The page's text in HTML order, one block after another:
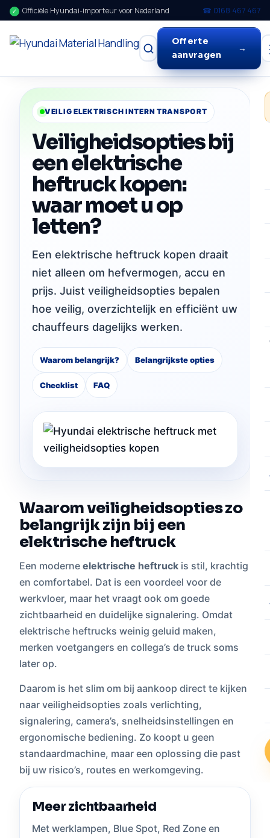
✓ Officiële Hyundai-importeur voor Nederland ☎ 0168 467 467
Offerte
aanvragen
VEILIG ELEKTRISCH INTERN TRANSPORT
Veiligheidsopties bij
een elektrische
heftruck kopen:
waar moet u op
letten?
Een elektrische heftruck kopen draait
niet alleen om hefvermogen, accu en
prijs. Juist veiligheidsopties bepalen
hoe veilig, overzichtelijk en efficiënt uw
chauffeurs dagelijks werken.
Waarom belangrijk? Belangrijkste opties
Checklist FAQ
Waarom veiligheidsopties zo
belangrijk zijn bij een
elektrische heftruck
Een moderne elektrische heftruck is stil, krachtig
en comfortabel. Dat is een voordeel voor de
werkvloer, maar het vraagt ook om goede
zichtbaarheid en duidelijke signalering. Omdat
elektrische heftrucks weinig geluid maken,
merken voetgangers en collega’s de truck soms
later op.
Daarom is het slim om bij aankoop direct te kijken
naar veiligheidsopties zoals verlichting,
signalering, camera’s, snelheidsinstellingen en
ergonomische bediening. Zo koopt u geen
standaardmachine, maar een oplossing die past
bij uw risico’s, routes en werkomgeving.
Meer zichtbaarheid
Met werklampen, Blue Spot, Red Zone en